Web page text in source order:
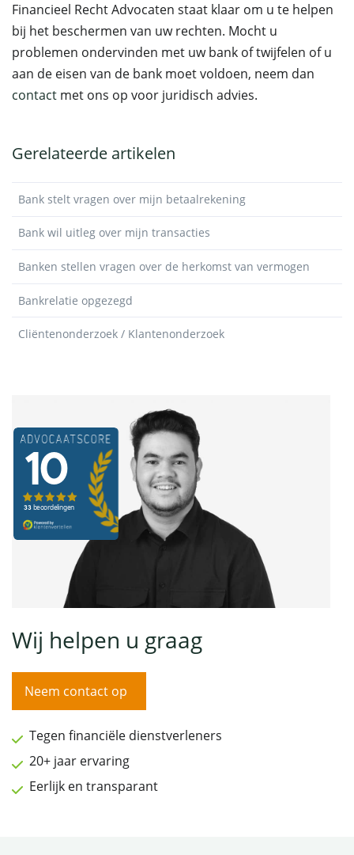
Financieel Recht Advocaten staat klaar om u te helpen
bij het beschermen van uw rechten. Mocht u
problemen ondervinden met uw bank of twijfelen of u
aan de eisen van de bank moet voldoen, neem dan
contact met ons op voor juridisch advies.
Gerelateerde artikelen
Bank stelt vragen over mijn betaalrekening
Bank wil uitleg over mijn transacties
Banken stellen vragen over de herkomst van vermogen
Bankrelatie opgezegd
Cliëntenonderzoek / Klantenonderzoek
Wij helpen u graag
Neem contact op
Tegen financiële dienstverleners
20+ jaar ervaring
Eerlijk en transparant